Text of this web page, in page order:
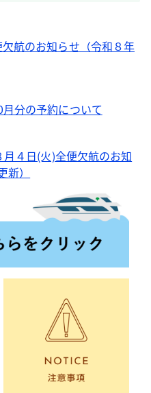
欠航のお知らせ（令和８年
分の予約について
月４日(火)全便欠航のお知
）